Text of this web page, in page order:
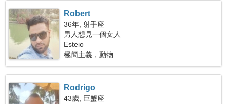
Robert
36年, 射手座
男人想見一個女人
Esteio
極簡主義，動物
Rodrigo
43歲, 巨蟹座